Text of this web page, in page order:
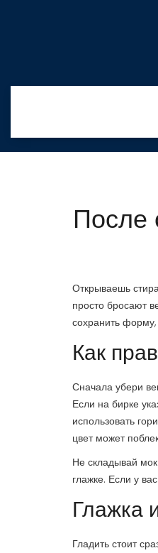
После
Открываешь
просто бросают
сохранить форму,
Как
Сначала убери
Если на бирке
использовать
цвет может
Не складывай
глажке. Если у
Глажка
Гладить стоит